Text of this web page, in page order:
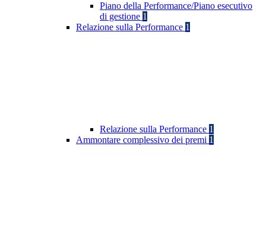
Piano della Performance/Piano esecutivo
di gestione 1
Relazione sulla Performance 1
Relazione sulla Performance 1
Ammontare complessivo dei premi 1